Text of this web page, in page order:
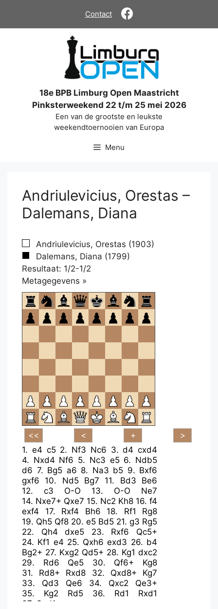
de
Contact
18e BPB Limburg Open Maastricht
Pinksterweekend 22 t/m 25 mei 2026
Een van de grootste en leukste
weekendtoernooien van Europa
Menu
Andriulevicius, Orestas –
Dalemans, Diana
Andriulevicius, Orestas (1903)
Dalemans, Diana (1799)
Resultaat: 1/2-1/2
Metagegevens »
om
te
openen.
1. e4 c5 2. Nf3 Nc6 3.d4 cxd4
4. Nxd4 Nf6 5. Nc3 e5 6. Ndb5
d6 7. Bg5 a6 8. Na3 b5 9. Bxf6
gxf6
10. Nd5 Bg7 11. Bd3
Be6
12. c3 O-O 13. O-O
Ne7
14. Nxe7+ Qxe7 15. Nc2 Kh8 16. f4
exf4
17. Rxf4 Bh6 18. Rf1
Rg8
19. Qh5 Qf8 20. e5 Bd5 21. g3 Rg5
22. Qh4 dxe5 23. Rxf6
Qc5+
24. Kf1 e4 25. Qxh6 exd3 26. b4
Bg2+ 27. Kxg2 Qd5+ 28. Kg1 dxc2
29. Rd6 Qe5 30. Qf6+
Kg8
31. Rd8+ Rxd8 32. Qxd8+
Kg7
33. Qd3 Qe6 34. Qxc2
Qe3+
35. Kg2 Rd5 36. Rd1
Rxd1
37. Qxd1